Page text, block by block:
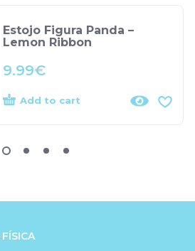
Estojo Figura Panda –
Lemon Ribbon
9.99€
Add to cart